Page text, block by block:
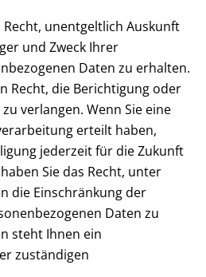
unentgeltlich Auskunft
und Zweck Ihrer
Daten zu erhalten.
Recht, die Berichtigung oder
verlangen. Wenn Sie eine
erteilt haben,
jederzeit für die Zukunft
Sie das Recht, unter
die Einschränkung der
Daten zu
steht Ihnen ein
zuständigen